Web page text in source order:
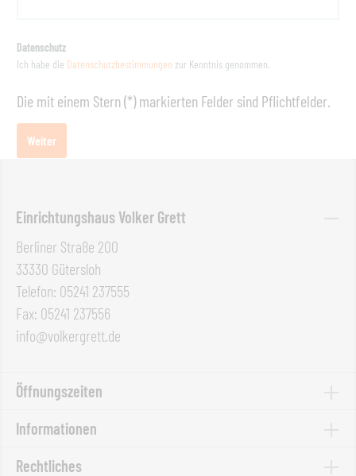
Datenschutz
Ich habe die Datenschutzbestimmungen zur Kenntnis genommen.
Die mit einem Stern (*) markierten Felder sind Pflichtfelder.
Weiter
Einrichtungshaus Volker Grett
Berliner Straße 200
33330 Gütersloh
Telefon: 05241 237555
Fax: 05241 237556
info@volkergrett.de
Öffnungszeiten
Informationen
Rechtliches